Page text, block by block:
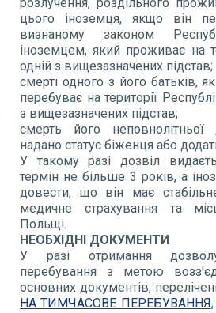
цього іноземця, якщо він
визнаному законом
іноземцем, який проживає на
одній з вищезазначених підстав;
смерті одного з його батьків,
перебуває на території
з вищезазначених підстав;
смерть його
надано статус біженця або
У такому разі дозвіл
термін не більше 3 років, а
довести, що він має
медичне страхування та
Польщі.
НЕОБХІДНІ ДОКУМЕНТИ
У разі отримання
перебування з метою
основних документів,
НА ТИМЧАСОВЕ ПЕРЕБУВАННЯ